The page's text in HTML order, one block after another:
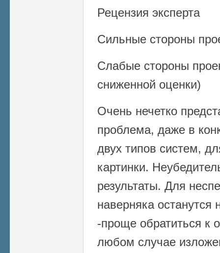
Рецензия эксперта
Сильные стороны
Слабые стороны
сниженной оценки)
Очень нечетко
проблема, даже в
двух типов систем,
картинки.
результаты. Для
наверняка останутся
-проще обратиться к
любом случае